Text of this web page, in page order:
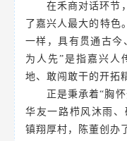
在禾商对话环节
了嘉兴人最大的特色
一样，具有贯通古今
为人先”是指嘉兴人
地、敢闯敢干的开拓
正是秉承着“胸
华友一路栉风沐雨、
镇翔厚村，陈董创办